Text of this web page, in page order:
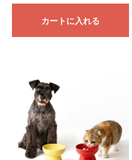
カートに入れる